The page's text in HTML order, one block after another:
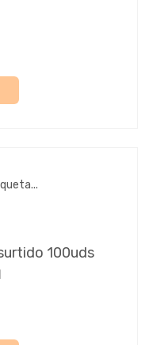
100uds